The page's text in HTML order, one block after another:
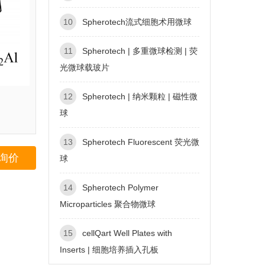
价
10 Spherotech流式细胞术用微球
11
Spherotech | 多重微球检测 | 荧
光微球载玻片
12
Spherotech | 纳米颗粒 | 磁性微
球
13
Spherotech Fluorescent 荧光微
球
14
Spherotech Polymer
Microparticles 聚合物微球
15
cellQart Well Plates with
Inserts | 细胞培养插入孔板